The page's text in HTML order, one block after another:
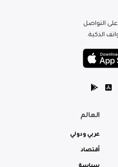
التواصل
الذكية.
العالم
عربي ودولي
أقتصاد